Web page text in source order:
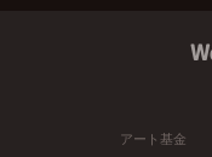
アート基金